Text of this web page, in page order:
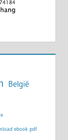
België
ebook pdf